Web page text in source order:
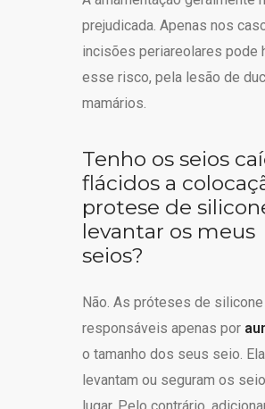
prejudicada. Apenas nos
incisões periareolares pode
esse risco, pela lesão de
mamários.
Tenho os seios
flácidos a
protese de
levantar os meus
seios?
Não. As próteses de
responsáveis apenas por
o tamanho dos seus seio.
levantam ou seguram os